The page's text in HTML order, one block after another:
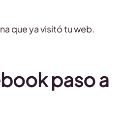
que ya visitó tu web.
paso a